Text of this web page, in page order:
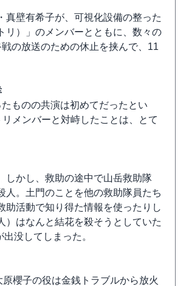
真壁有希子が、可視化設備の整った
リ）」のメンバーとともに、数々の
の放送のための休止を挟んで、11
ものの共演は初めてだったとい
メンバーと対峙したことは、とて
しかし、救助の途中で山岳救助隊
人。土門のことを他の救助隊員たち
助活動で知り得た情報を使ったりし
）はなんと結花を殺そうとしていた
没してしまった。
櫻子の役は金銭トラブルから放火